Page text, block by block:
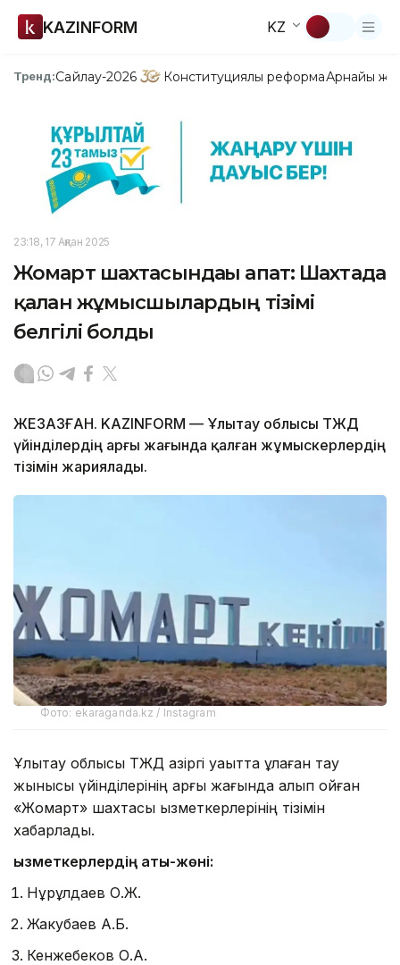
KAZINFORM KZ
Тренд:Сайлау-2026 Конституциялық реформаАрнайы
23:18, 17 Ақпан 2025
Жомарт шахтасындағы апат: Шахтада
қалған жұмысшылардың тізімі
белгілі болды
ЖЕЗҚАЗҒАН. KAZINFORM — Ұлытау облысы ТЖД
үйінділердің арғы жағында қалған жұмыскерлердің
тізімін жариялады.
Фото: ekaraganda.kz / Instagram
Ұлытау облысы ТЖД қазіргі уақытта құлаған тау
жынысы үйінділерінің арғы жағында қалып қойған
«Жомарт» шахтасы қызметкерлерінің тізімін
хабарлады.
Қызметкерлердің аты-жөні:
Нұрұлдаев О.Ж.
Жакубаев А.Б.
Кенжебеков О.А.